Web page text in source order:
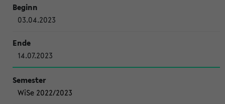
03.04.2023
14.07.2023
WiSe 2022/2023